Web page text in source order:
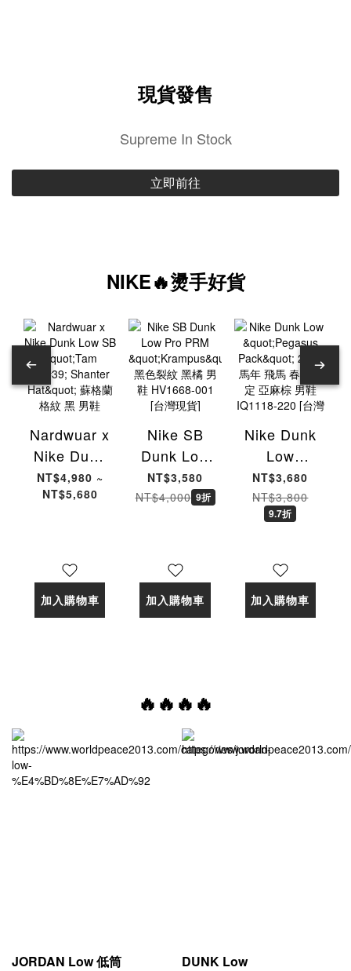
現貨發售
Supreme In Stock
立即前往
NIKE🔥燙手好貨
Nardwuar x
Nike Dunk
Low SB
"Tam O'
格紋 黑 男
鞋 II1493-
600 [台灣現
NT$4,980 ~
NT$5,680
加入購物車
Nike SB
Dunk Low
Pro PRM
"Krampus"
HV1668-
001 [台灣現
貨]
NT$3,580
NT$4,000 9折
加入購物車
Nike Dunk
Low
"Pegasus
Pack" 2026
馬年 飛馬
麻棕 男鞋
IQ1118-
220 [台灣現
NT$3,680
NT$3,800
9.7折
加入購物車
🔥🔥🔥🔥
JORDAN Low 低筒 DUNK Low